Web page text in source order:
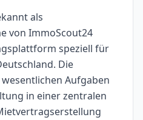
als
von ImmoScout24
speziell für
Die
Aufgaben
in einer zentralen